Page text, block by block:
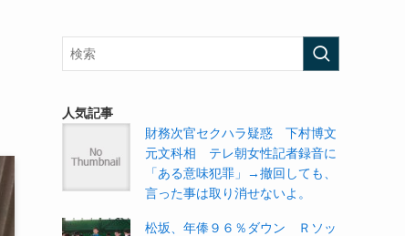
人気記事
財務次官セクハラ疑惑 下村博文
元文科相 テレ朝女性記者録音に
「ある意味犯罪」→撤回しても、
言った事は取り消せないよ。
松坂、年俸９６％ダウン Ｒソッ